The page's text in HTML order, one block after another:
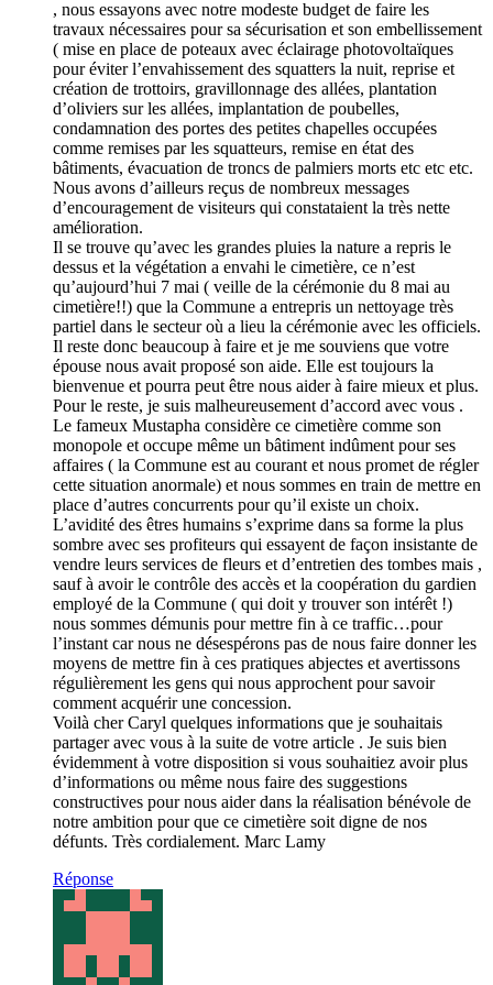
, nous essayons avec notre modeste budget de faire les
travaux nécessaires pour sa sécurisation et son embellissement
( mise en place de poteaux avec éclairage photovoltaïques
pour éviter l’envahissement des squatters la nuit, reprise et
création de trottoirs, gravillonnage des allées, plantation
d’oliviers sur les allées, implantation de poubelles,
condamnation des portes des petites chapelles occupées
comme remises par les squatteurs, remise en état des
bâtiments, évacuation de troncs de palmiers morts etc etc etc.
Nous avons d’ailleurs reçus de nombreux messages
d’encouragement de visiteurs qui constataient la très nette
amélioration.
Il se trouve qu’avec les grandes pluies la nature a repris le
dessus et la végétation a envahi le cimetière, ce n’est
qu’aujourd’hui 7 mai ( veille de la cérémonie du 8 mai au
cimetière!!) que la Commune a entrepris un nettoyage très
partiel dans le secteur où a lieu la cérémonie avec les officiels.
Il reste donc beaucoup à faire et je me souviens que votre
épouse nous avait proposé son aide. Elle est toujours la
bienvenue et pourra peut être nous aider à faire mieux et plus.
Pour le reste, je suis malheureusement d’accord avec vous .
Le fameux Mustapha considère ce cimetière comme son
monopole et occupe même un bâtiment indûment pour ses
affaires ( la Commune est au courant et nous promet de régler
cette situation anormale) et nous sommes en train de mettre en
place d’autres concurrents pour qu’il existe un choix.
L’avidité des êtres humains s’exprime dans sa forme la plus
sombre avec ses profiteurs qui essayent de façon insistante de
vendre leurs services de fleurs et d’entretien des tombes mais ,
sauf à avoir le contrôle des accès et la coopération du gardien
employé de la Commune ( qui doit y trouver son intérêt !)
nous sommes démunis pour mettre fin à ce traffic…pour
l’instant car nous ne désespérons pas de nous faire donner les
moyens de mettre fin à ces pratiques abjectes et avertissons
régulièrement les gens qui nous approchent pour savoir
comment acquérir une concession.
Voilà cher Caryl quelques informations que je souhaitais
partager avec vous à la suite de votre article . Je suis bien
évidemment à votre disposition si vous souhaitiez avoir plus
d’informations ou même nous faire des suggestions
constructives pour nous aider dans la réalisation bénévole de
notre ambition pour que ce cimetière soit digne de nos
défunts. Très cordialement. Marc Lamy
Réponse